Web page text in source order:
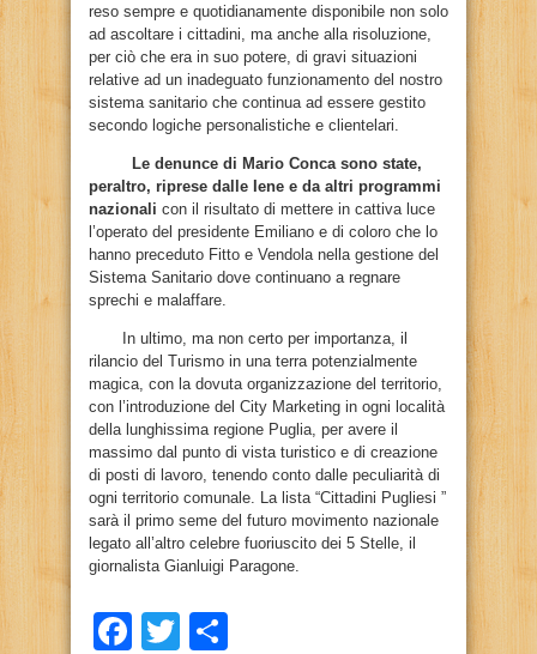
reso sempre e quotidianamente disponibile non solo
ad ascoltare i cittadini, ma anche alla risoluzione,
per ciò che era in suo potere, di gravi situazioni
relative ad un inadeguato funzionamento del nostro
sistema sanitario che continua ad essere gestito
secondo logiche personalistiche e clientelari.
Le denunce di Mario Conca sono state,
peraltro, riprese dalle Iene e da altri programmi
nazionali con il risultato di mettere in cattiva luce
l’operato del presidente Emiliano e di coloro che lo
hanno preceduto Fitto e Vendola nella gestione del
Sistema Sanitario dove continuano a regnare
sprechi e malaffare.
In ultimo, ma non certo per importanza, il
rilancio del Turismo in una terra potenzialmente
magica, con la dovuta organizzazione del territorio,
con l’introduzione del City Marketing in ogni località
della lunghissima regione Puglia, per avere il
massimo dal punto di vista turistico e di creazione
di posti di lavoro, tenendo conto dalle peculiarità di
ogni territorio comunale. La lista “Cittadini Pugliesi ”
sarà il primo seme del futuro movimento nazionale
legato all’altro celebre fuoriuscito dei 5 Stelle, il
giornalista Gianluigi Paragone.
Facebook
Twitter